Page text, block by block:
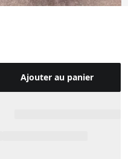
Ajouter au panier